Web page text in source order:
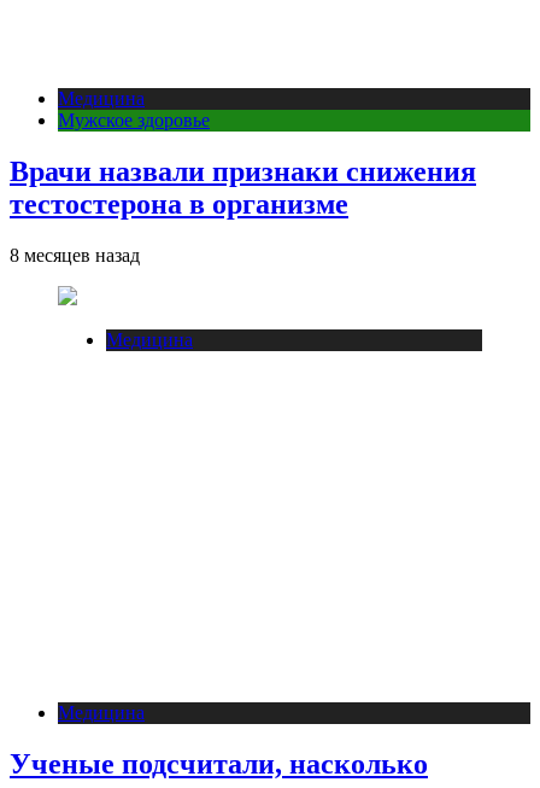
Медицина
Мужское здоровье
Врачи назвали признаки снижения
тестостерона в организме
8 месяцев назад
Медицина
Медицина
Ученые подсчитали, насколько